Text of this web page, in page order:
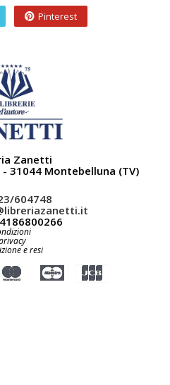
Pinterest
Zanetti
31044 Montebelluna (TV)
604748
e resi